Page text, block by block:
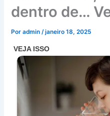
dentro de…
Poradmin/janeiro 18, 2025